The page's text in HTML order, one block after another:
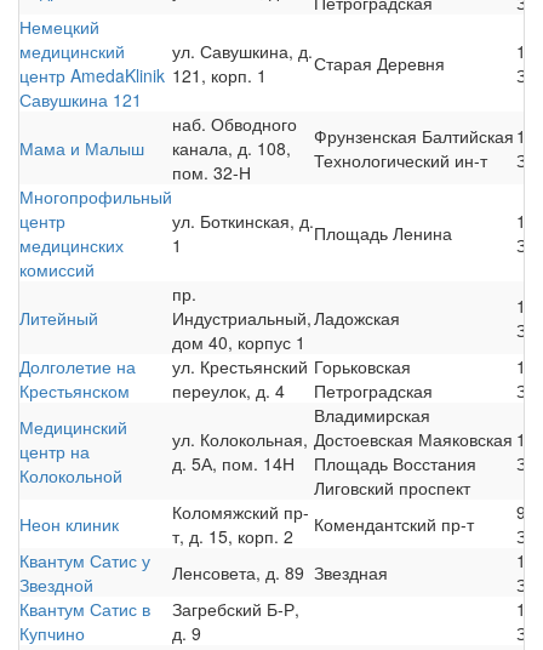
Немецкий
медицинский
центр AmedaKlinik
Савушкина 121
ул. Савушкина, д.
121, корп. 1
Старая Деревня
Мама и Малыш
наб. Обводного
канала, д. 108,
пом. 32-Н
Фрунзенская Балтийская
Технологический ин-т
Многопрофильный
центр
медицинских
комиссий
ул. Боткинская, д.
1
Площадь Ленина
Литейный
пр.
Индустриальный,
дом 40, корпус 1
Ладожская
Долголетие на
Крестьянском
ул. Крестьянский
переулок, д. 4
Горьковская
Петроградская
Медицинский
центр на
Колокольной
ул. Колокольная,
д. 5А, пом. 14Н
Владимирская
Достоевская Маяковская
Площадь Восстания
Лиговский проспект
Неон клиник
Коломяжский пр-
т, д. 15, корп. 2
Комендантский пр-т
Квантум Сатис у
Звездной
Ленсовета, д. 89 Звездная
Квантум Сатис в
Купчино
Загребский Б-Р,
д. 9